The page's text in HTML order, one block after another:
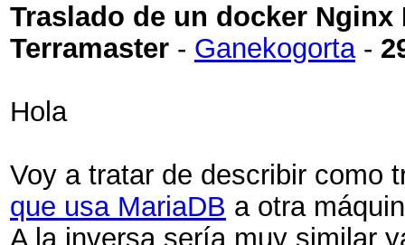
Traslado de un docker Nginx
Terramaster - Ganekogorta-
Hola
Voy a tratar de describir como
que usa MariaDB a otra
A la inversa sería muy similar